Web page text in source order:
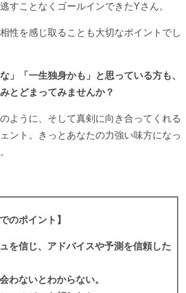
すことなくゴールインできたYさん。
性を感じ取ることも大切なポイントでし
」「一生独身かも」と思っている方も、
とどまってみませんか？
ように、そして真剣に向き合ってくれる
ント。きっとあなたの力強い味方になっ
のポイント】
を信じ、アドバイスや予測を信頼した
わないとわからない。